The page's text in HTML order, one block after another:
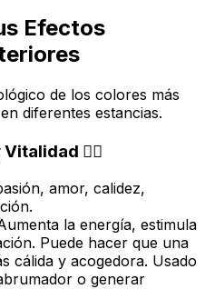
Efectos
de los colores más
diferentes estancias.
❤️‍🔥
amor, calidez,
la energía, estimula
Puede hacer que una
cálida y acogedora. Usado
o generar